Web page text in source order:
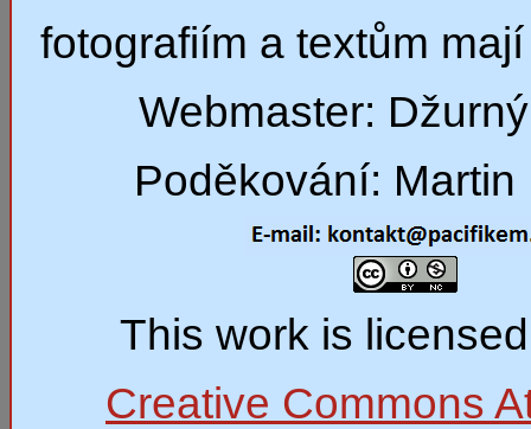
fotografiím a textům
Webmaster:
Poděkování: Martin
This work is
Creative Commons